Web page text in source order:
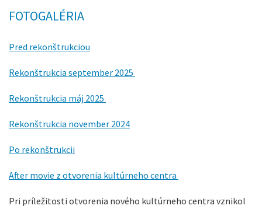
FOTOGALÉRIA
Pred rekonštrukciou
Rekonštrukcia september 2025
Rekonštrukcia máj 2025
Rekonštrukcia november 2024
Po rekonštrukcii
After movie z otvorenia kultúrneho centra
Pri príležitosti otvorenia nového kultúrneho centra vznikol